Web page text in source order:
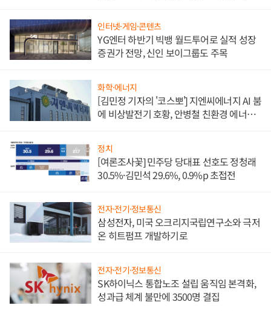
인터넷·게임·콘텐츠
YG엔터 하반기 빅뱅 월드투어로 실적 성장
증권가 전망, 신인 보이그룹도 주목
화학·에너지
[김민정 기자의 '코스뽀'] 지엔씨에너지 AI 붐
에 비상발전기 호황, 안병철 친환경 에너지
정치
[여론조사꽃] 민주당 당대표 선호도 정청래
30.5%·김민석 29.6%, 0.9%p 초접전
전자·전기·정보통신
삼성전자, 미국 오크리지국립연구소와 극저
온 히트펌프 개발하기로
전자·전기·정보통신
SK하이닉스 통합노조 설립 움직임 본격화,
성과급 체계 불만에 3500명 결집